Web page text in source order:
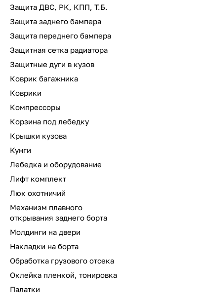
Защита ДВС, РК, КПП, Т.Б.
Защита заднего бампера
Защита переднего бампера
Защитная сетка радиатора
Защитные дуги в кузов
Коврик багажника
Коврики
Компрессоры
Корзина под лебедку
Крышки кузова
Кунги
Лебедка и оборудование
Лифт комплект
Люк охотничий
Механизм плавного
открывания заднего борта
Молдинги на двери
Накладки на борта
Обработка грузового отсека
Оклейка пленкой, тонировка
Палатки